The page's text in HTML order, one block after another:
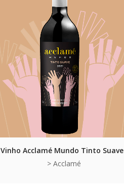
Vinho Acclamé Mundo Tinto Suave
> Acclamé